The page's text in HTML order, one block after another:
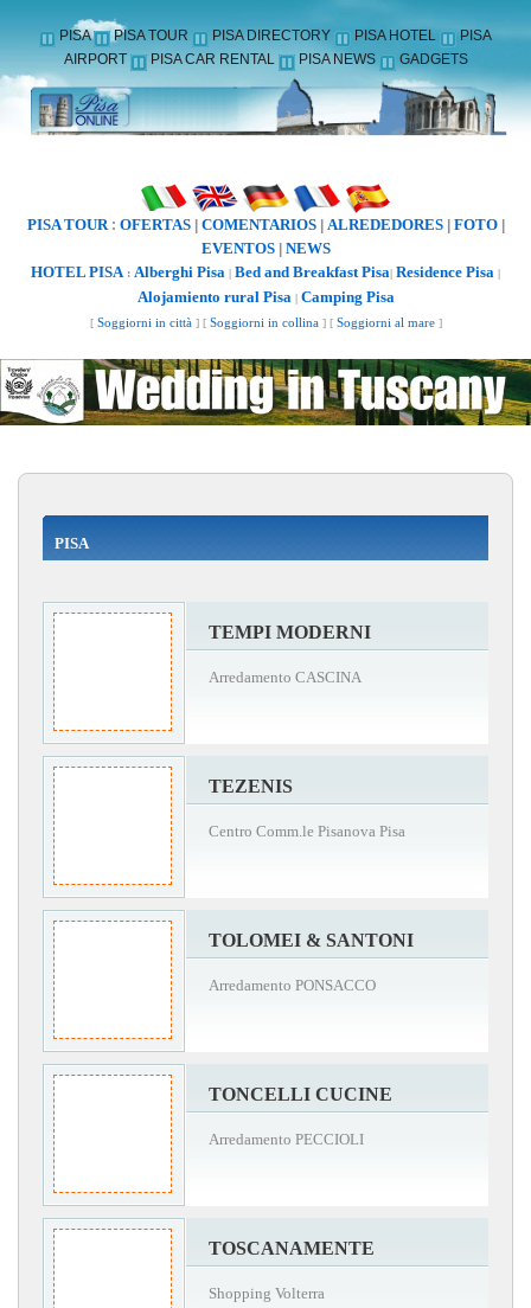
PISA PISA TOUR PISA DIRECTORY PISA HOTEL
PISA
AIRPORT
PISA CAR RENTAL PISA NEWS GADGETS
PISA TOUR: OFERTAS| COMENTARIOS| ALREDEDORES| FOTO|
EVENTOS| NEWS
HOTEL PISA: Alberghi Pisa | Bed and Breakfast Pisa| Residence Pisa |
Alojamiento rural Pisa| Camping Pisa
[ Soggiorni in città] [ Soggiorni in collina] [ Soggiorni al mare]
PISA
TEMPI MODERNI
Arredamento CASCINA
TEZENIS
Centro Comm.le Pisanova Pisa
TOLOMEI & SANTONI
Arredamento PONSACCO
TONCELLI CUCINE
Arredamento PECCIOLI
TOSCANAMENTE
Shopping Volterra